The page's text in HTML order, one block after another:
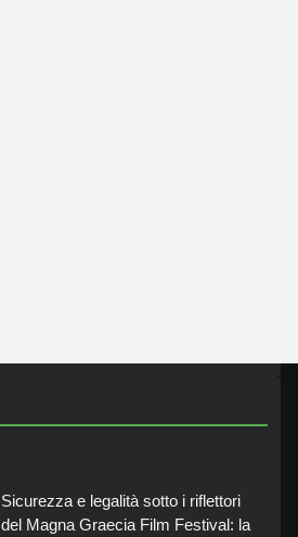
Sicurezza e legalità sotto i riflettori
del Magna Graecia Film Festival: la